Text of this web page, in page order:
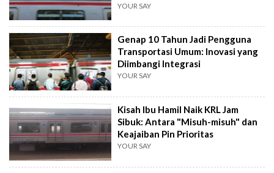
YOUR SAY
Genap 10 Tahun Jadi Pengguna
Transportasi Umum: Inovasi yang
Diimbangi Integrasi
YOUR SAY
Kisah Ibu Hamil Naik KRL Jam
Sibuk: Antara "Misuh-misuh" dan
Keajaiban Pin Prioritas
YOUR SAY